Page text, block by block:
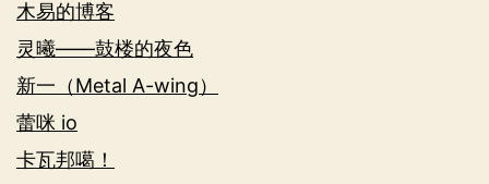
木易的博客
灵曦——鼓楼的夜色
新一（Metal A-wing）
蕾咪 io
卡瓦邦噶！